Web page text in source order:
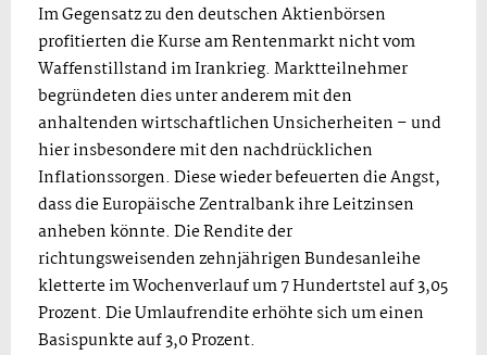
Im Gegensatz zu den deutschen Aktienbörsen
profitierten die Kurse am Rentenmarkt nicht vom
Waffenstillstand im Irankrieg. Marktteilnehmer
begründeten dies unter anderem mit den
anhaltenden wirtschaftlichen Unsicherheiten – und
hier insbesondere mit den nachdrücklichen
Inflationssorgen. Diese wieder befeuerten die Angst,
dass die Europäische Zentralbank ihre Leitzinsen
anheben könnte. Die Rendite der
richtungsweisenden zehnjährigen Bundesanleihe
kletterte im Wochenverlauf um 7 Hundertstel auf 3,05
Prozent. Die Umlaufrendite erhöhte sich um einen
Basispunkte auf 3,0 Prozent.